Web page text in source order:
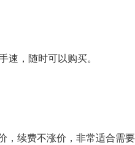
速，随时可以购买。
续费不涨价，非常适合需